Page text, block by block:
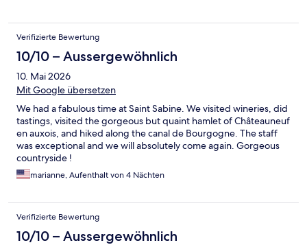
Verifizierte Bewertung
10/10 – Aussergewöhnlich
10. Mai 2026
Mit Google übersetzen
We had a fabulous time at Saint Sabine. We visited wineries, did
tastings, visited the gorgeous but quaint hamlet of Châteauneuf
en auxois, and hiked along the canal de Bourgogne. The staff
was exceptional and we will absolutely come again. Gorgeous
countryside !
marianne, Aufenthalt von 4 Nächten
Verifizierte Bewertung
10/10 – Aussergewöhnlich